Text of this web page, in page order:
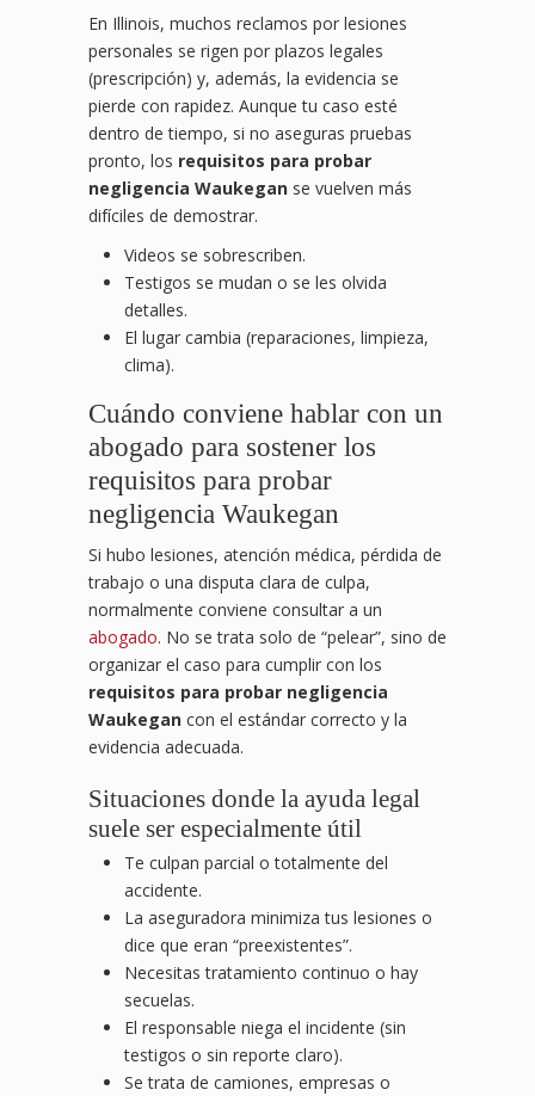
En Illinois, muchos reclamos por lesiones
personales se rigen por plazos legales
(prescripción) y, además, la evidencia se
pierde con rapidez. Aunque tu caso esté
dentro de tiempo, si no aseguras pruebas
pronto, los requisitos para probar
negligencia Waukegan se vuelven más
difíciles de demostrar.
Videos se sobrescriben.
Testigos se mudan o se les olvida
detalles.
El lugar cambia (reparaciones, limpieza,
clima).
Cuándo conviene hablar con un
abogado para sostener los
requisitos para probar
negligencia Waukegan
Si hubo lesiones, atención médica, pérdida de
trabajo o una disputa clara de culpa,
normalmente conviene consultar a un
abogado. No se trata solo de “pelear”, sino de
organizar el caso para cumplir con los
requisitos para probar negligencia
Waukegan con el estándar correcto y la
evidencia adecuada.
Situaciones donde la ayuda legal
suele ser especialmente útil
Te culpan parcial o totalmente del
accidente.
La aseguradora minimiza tus lesiones o
dice que eran “preexistentes”.
Necesitas tratamiento continuo o hay
secuelas.
El responsable niega el incidente (sin
testigos o sin reporte claro).
Se trata de camiones, empresas o